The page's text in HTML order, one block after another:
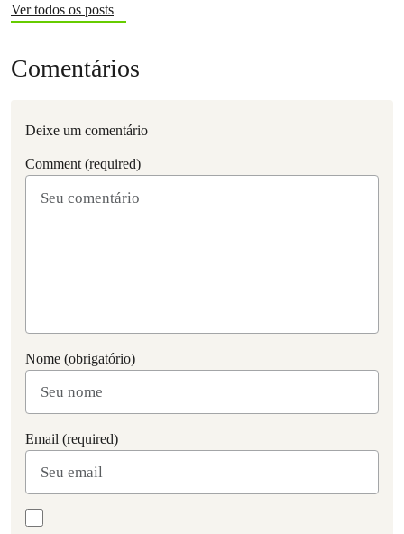
Ver todos os posts
Comentários
Deixe um comentário
Comment (required)
Nome (obrigatório)
Email (required)